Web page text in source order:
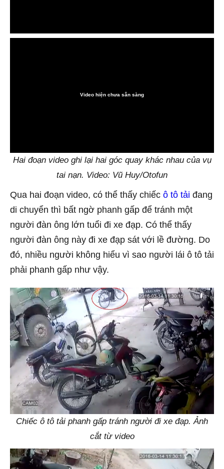
Video hiện chưa sẵn sàng
Hai đoạn video ghi lại hai góc quay khác nhau của vụ
tai nạn. Video: Vũ Huy/Otofun
Qua hai đoạn video, có thể thấy chiếc ô tô tải đang
di chuyển thì bất ngờ phanh gấp để tránh một
người đàn ông lớn tuổi đi xe đạp. Có thể thấy
người đàn ông này đi xe đạp sát với lề đường. Do
đó, nhiều người không hiểu vì sao người lái ô tô tải
phải phanh gấp như vậy.
Chiếc ô tô tải phanh gấp tránh người đi xe đạp. Ảnh
cắt từ video